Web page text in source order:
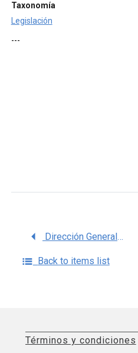
Taxonomía
Legislación
---
Dirección General de Valoración Científica y Técnica
Back to items list
Términos y condiciones